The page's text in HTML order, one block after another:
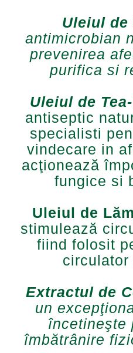
Uleiul de
antimicrobian
prevenirea
purifica si
Uleiul de
antiseptic
specialisti
vindecare in
acţionează
fungice si
Uleiul de
stimulează
fiind folosit
circulator
Extractul de
un
încetineşte
îmbătrânire